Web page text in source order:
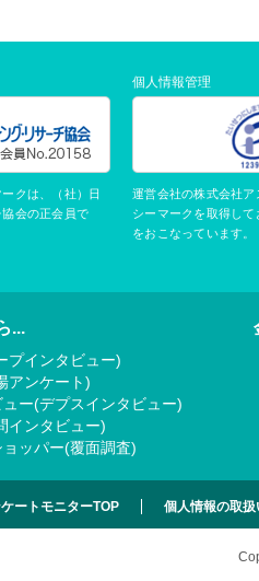
クは、（社）日
会の正会員で
個人情報管理
運営会社の株式会社
シーマークを取得し
をおこなっています。
...
プインタビュー)
アンケート)
ー(デプスインタビュー)
インタビュー)
ョッパー(覆面調査)
ートモニターTOP 個人情報の取扱